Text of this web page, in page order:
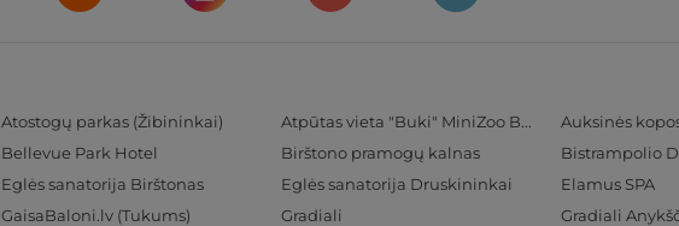
Atostogų parkas (Žibininkai) Atpūtas vieta "Buki" MiniZoo BUKS Auksinės
Bellevue Park Hotel Birštono pramogų kalnas Bistrampolio
Eglės sanatorija Birštonas Eglės sanatorija Druskininkai Elamus SPA
GaisaBaloni.lv (Tukums) Gradiali Gradiali